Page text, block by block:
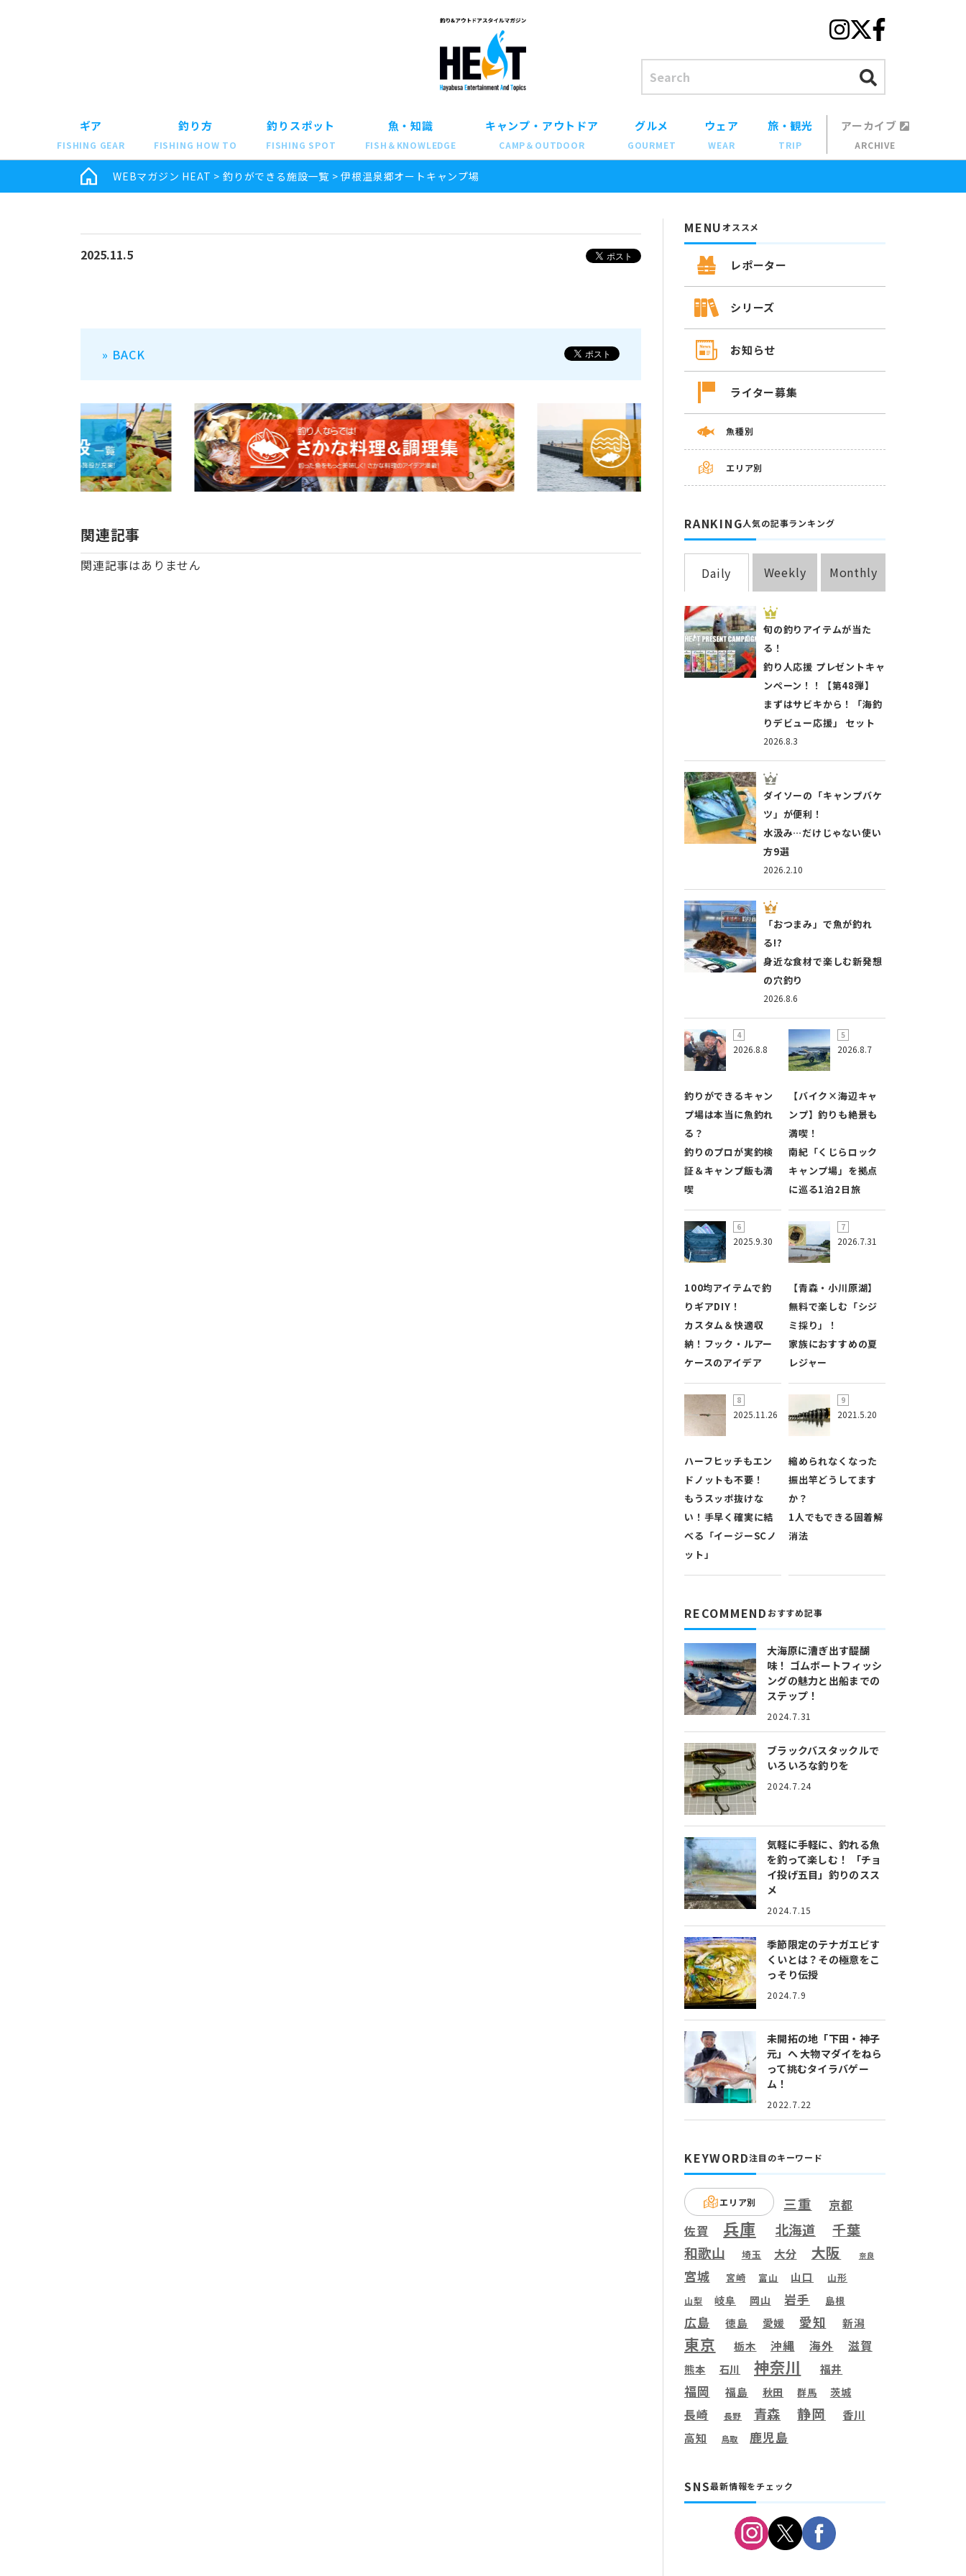
ギア
FISHING GEAR
釣り方
FISHING HOW TO
釣りスポット
FISHING SPOT
魚・知識
FISH＆KNOWLEDGE
キャンプ・アウトドア
CAMP＆OUTDOOR
グルメ
GOURMET
ウェア
WEAR
旅・観光
TRIP
アーカイブ
ARCHIVE
WEBマガジン HEAT >釣りができる施設一覧 >伊根温泉郷オートキャンプ場
2025.11.5
» BACK
関連記事
関連記事はありません
MENUオススメ
レポーター
シリーズ
お知らせ
ライター募集
魚種別
エリア別
RANKING人気の記事ランキング
Daily Weekly Monthly
2026.8.3
旬の釣りアイテムが当た
る！
釣り人応援 プレゼントキャ
ンペーン！！【第48弾】
まずはサビキから！「海釣
りデビュー応援」 セット
2026.2.10
ダイソーの「キャンプバケ
ツ」が便利！
水汲み…だけじゃない使い
方9選
2026.8.6
「おつまみ」で魚が釣れ
る!?
身近な食材で楽しむ新発想
の穴釣り
2026.8.8
釣りができるキャン
プ場は本当に魚釣れ
る？
釣りのプロが実釣検
証＆キャンプ飯も満
喫
2026.8.7
【バイク×海辺キャ
ンプ】釣りも絶景も
満喫！
南紀「くじらロック
キャンプ場」を拠点
に巡る1泊2日旅
2025.9.30
100均アイテムで釣
りギアDIY！
カスタム＆快適収
納！フック・ルアー
ケースのアイデア
2026.7.31
【青森・小川原湖】
無料で楽しむ「シジ
ミ採り」！
家族におすすめの夏
レジャー
2025.11.26
ハーフヒッチもエン
ドノットも不要！
もうスッポ抜けな
い！手早く確実に結
べる「イージーSCノ
ット」
2021.5.20
縮められなくなった
振出竿どうしてます
か？
1人でもできる固着解
消法
RECOMMEND おすすめ記事
大海原に漕ぎ出す醍醐
味！ ゴムボートフィッシ
ングの魅力と出船までの
ステップ！
2024.7.31
ブラックバスタックルで
いろいろな釣りを
2024.7.24
気軽に手軽に、釣れる魚
を釣って楽しむ！
「チョ
イ投げ五目」釣りのスス
メ
2024.7.15
季節限定のテナガエビす
くいとは？ その極意をこ
っそり伝授
2024.7.9
未開拓の地「下田・神子
元」へ大物マダイをねら
って挑むタイラバゲー
ム！
2022.7.22
KEYWORD注目のキーワード
エリア別 三重 京都
佐賀 兵庫 北海道 千葉
和歌山 埼玉 大分 大阪 奈良
宮城 宮崎 富山 山口 山形
山梨 岐阜 岡山 岩手 島根
広島 徳島 愛媛 愛知 新潟
東京 栃木 沖縄 海外 滋賀
熊本 石川 神奈川 福井
福岡 福島 秋田 群馬 茨城
長崎 長野 青森 静岡 香川
高知 鳥取 鹿児島
SNS最新情報をチェック